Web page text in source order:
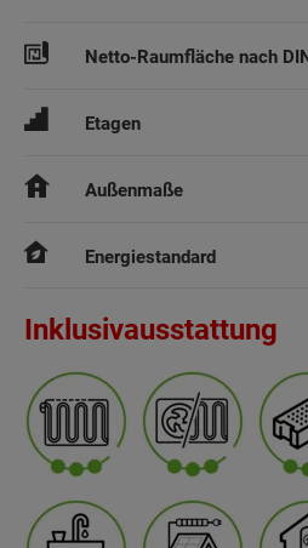
Netto-Raumfläche nach
Etagen
Außenmaße
Energiestandard
Inklusivausstattung